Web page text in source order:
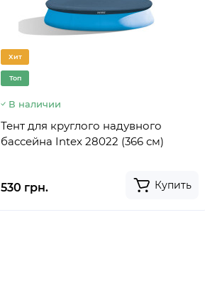
Хит
Топ
В наличии
Тент для круглого надувного
бассейна Intex 28022 (366 см)
530 грн. Купить